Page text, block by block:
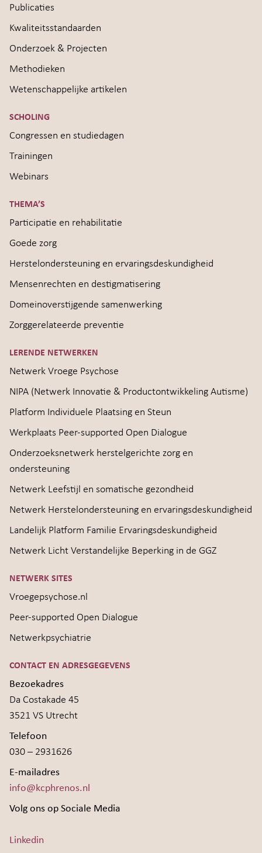
Publicaties
Kwaliteitsstandaarden
Onderzoek & Projecten
Methodieken
Wetenschappelijke artikelen
SCHOLING
Congressen en studiedagen
Trainingen
Webinars
THEMA’S
Participatie en rehabilitatie
Goede zorg
Herstelondersteuning en ervaringsdeskundigheid
Mensenrechten en destigmatisering
Domeinoverstijgende samenwerking
Zorggerelateerde preventie
LERENDE NETWERKEN
Netwerk Vroege Psychose
NIPA (Netwerk Innovatie & Productontwikkeling Autisme)
Platform Individuele Plaatsing en Steun
Werkplaats Peer-supported Open Dialogue
Onderzoeksnetwerk herstelgerichte zorg en
ondersteuning
Netwerk Leefstijl en somatische gezondheid
Netwerk Herstelondersteuning en ervaringsdeskundigheid
Landelijk Platform Familie Ervaringsdeskundigheid
Netwerk Licht Verstandelijke Beperking in de GGZ
NETWERK SITES
Vroegepsychose.nl
Peer-supported Open Dialogue
Netwerkpsychiatrie
CONTACT EN ADRESGEGEVENS
Bezoekadres
Da Costakade 45
3521 VS Utrecht
Telefoon
030 – 2931626
E-mailadres
info@kcphrenos.nl
Volg ons op Sociale Media
Linkedin